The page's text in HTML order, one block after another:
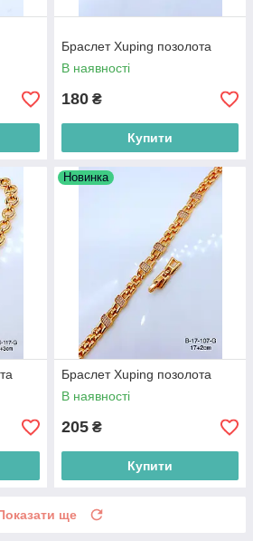
Браслет Xuping позолота
В наявності
180 ₴
Купити
Новинка
Браслет Xuping позолота
В наявності
205 ₴
Купити
ще